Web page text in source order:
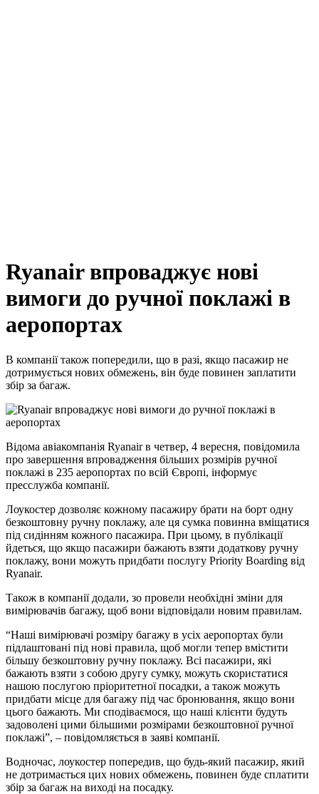
Ryanair впроваджує нові
вимоги до ручної поклажі в
аеропортах
В компанії також попередили, що в разі, якщо пасажир не
дотримується нових обмежень, він буде повинен заплатити
збір за багаж.
Відома авіакомпанія Ryanair в четвер, 4 вересня, повідомила
про завершення впровадження більших розмірів ручної
поклажі в 235 аеропортах по всій Європі, інформує
пресслужба компанії.
Лоукостер дозволяє кожному пасажиру брати на борт одну
безкоштовну ручну поклажу, але ця сумка повинна вміщатися
під сидінням кожного пасажира. При цьому, в публікації
йдеться, що якщо пасажири бажають взяти додаткову ручну
поклажу, вони можуть придбати послугу Priority Boarding від
Ryanair.
Також в компанії додали, зо провели необхідні зміни для
вимірювачів багажу, щоб вони відповідали новим правилам.
“Наші вимірювачі розміру багажу в усіх аеропортах були
підлаштовані під нові правила, щоб могли тепер вмістити
більшу безкоштовну ручну поклажу. Всі пасажири, які
бажають взяти з собою другу сумку, можуть скористатися
нашою послугою пріоритетної посадки, а також можуть
придбати місце для багажу під час бронювання, якщо вони
цього бажають. Ми сподіваємося, що наші клієнти будуть
задоволені цими більшими розмірами безкоштовної ручної
поклажі”, – повідомляється в заяві компанії.
Водночас, лоукостер попередив, що будь-який пасажир, який
не дотримається цих нових обмежень, повинен буде сплатити
збір за багаж на виході на посадку.